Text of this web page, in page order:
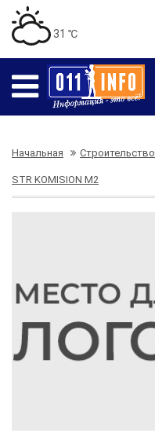
31 ℃
Начальная Строительство
STR KOMISION M2